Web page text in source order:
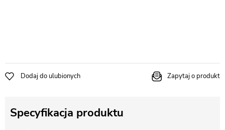
Dodaj do ulubionych Zapytaj o produkt
Specyfikacja produktu